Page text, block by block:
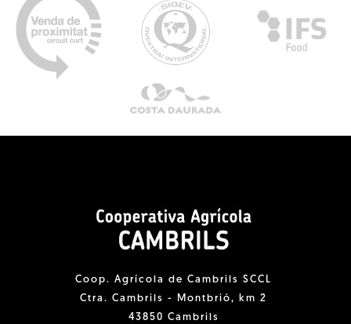
Coop. Agrícola de Cambrils SCCL
Ctra. Cambrils - Montbrió, km 2
43850 Cambrils